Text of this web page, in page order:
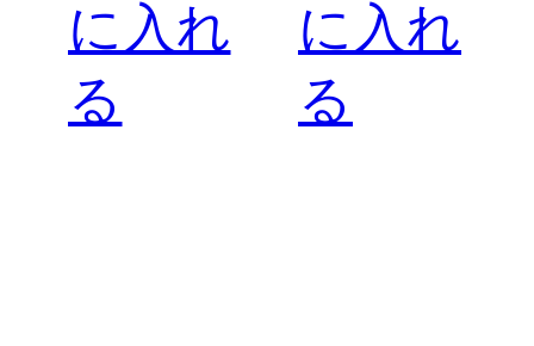
に入れ
る
に入れ
る